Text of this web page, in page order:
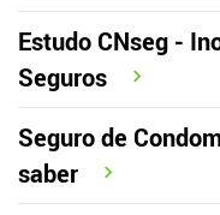
Estudo CNseg -
Seguros
Seguro de
saber